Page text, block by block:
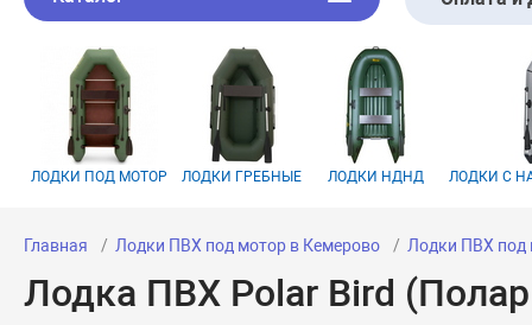
ЛОДКИ ПОД МОТОР ЛОДКИ ГРЕБНЫЕ ЛОДКИ НДНД ЛОДКИ С
Главная Лодки ПВХ под мотор в Кемерово Лодки ПВХ под
Лодка ПВХ Polar Bird